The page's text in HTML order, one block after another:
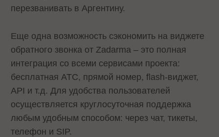
перезванивать в Аргентину.
Еще одна возможность сэкономить на виджете
обратного звонка от Zadarma – это полная
интеграция со всеми сервисами проекта:
бесплатная АТС, прямой номер, flash-виджет,
API и т.д. Для удобства пользователей
осуществляется круглосуточная поддержка
любым удобным способом: через чат, тикеты,
телефон и SIP.